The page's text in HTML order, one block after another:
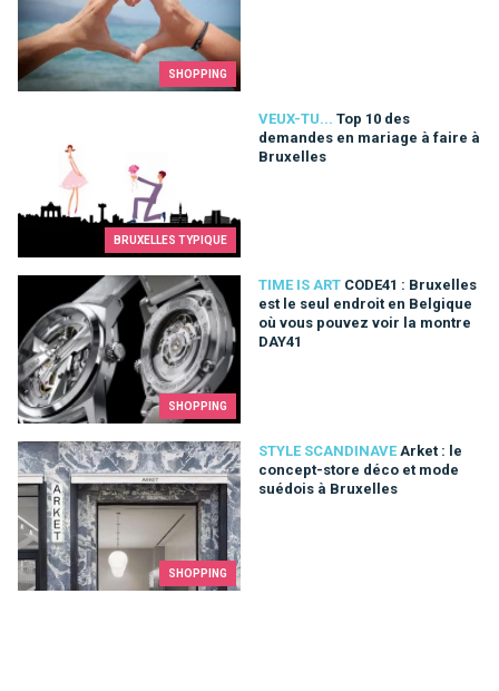
SHOPPING
BRUXELLES TYPIQUE
VEUX-TU... Top 10 des
demandes en mariage à faire à
Bruxelles
Top 10 des demandes en mariage à faire à Bruxelles
SHOPPING
TIME IS ART CODE41 : Bruxelles
est le seul endroit en Belgique
où vous pouvez voir la montre
DAY41
CODE41 : Bruxelles est le seul endroit en Belgique où vous
SHOPPING
STYLE SCANDINAVE Arket : le
concept-store déco et mode
suédois à Bruxelles
Arket : le concept-store déco et mode suédois à Bruxelles